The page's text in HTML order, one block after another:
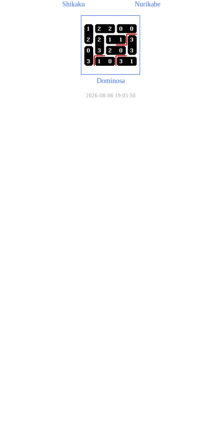
Shikaku Nurikabe
Dominosa
2026-08-06 19:05:50